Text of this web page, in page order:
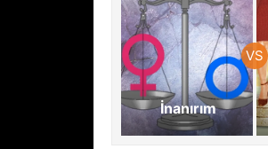
İnanırım